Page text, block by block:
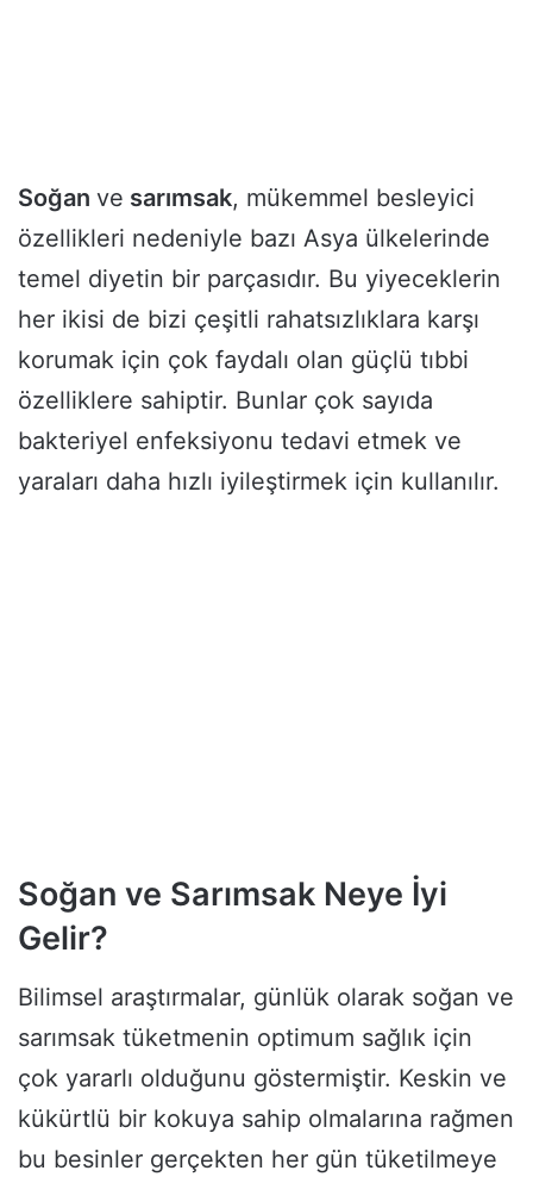
Soğan ve sarımsak, mükemmel besleyici
özellikleri nedeniyle bazı Asya ülkelerinde
temel diyetin bir parçasıdır. Bu yiyeceklerin
her ikisi de bizi çeşitli rahatsızlıklara karşı
korumak için çok faydalı olan güçlü tıbbi
özelliklere sahiptir. Bunlar çok sayıda
bakteriyel enfeksiyonu tedavi etmek ve
yaraları daha hızlı iyileştirmek için kullanılır.
Soğan ve Sarımsak Neye İyi
Gelir?
Bilimsel araştırmalar, günlük olarak soğan ve
sarımsak tüketmenin optimum sağlık için
çok yararlı olduğunu göstermiştir. Keskin ve
kükürtlü bir kokuya sahip olmalarına rağmen
bu besinler gerçekten her gün tüketilmeye